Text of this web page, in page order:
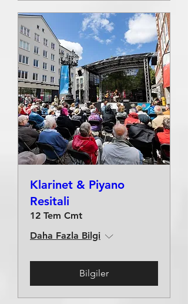
Klarinet & Piyano
Resitali
12 Tem Cmt
Daha Fazla Bilgi
Bilgiler